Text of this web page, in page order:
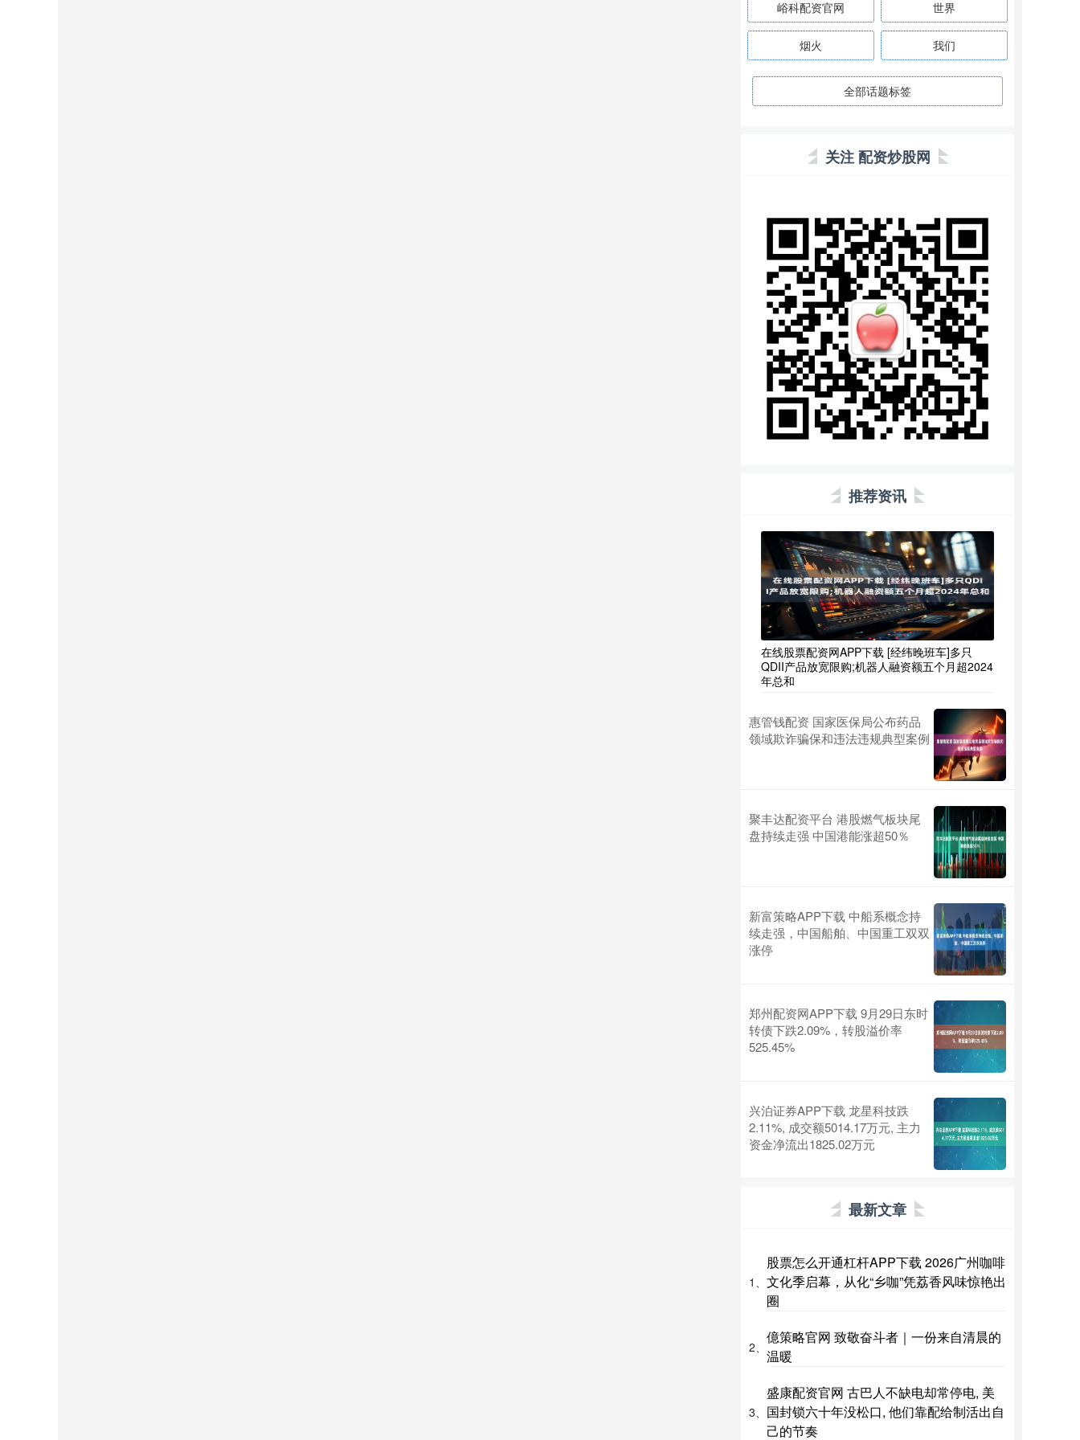
峪科配资官网 世界
烟火 我们
全部话题标签
关注 配资炒股网
推荐资讯
在线股票配资网APP下载 [经纬晚班车]多只
QDII产品放宽限购;机器人融资额五个月超2024
年总和
惠管钱配资 国家医保局公布药品
领域欺诈骗保和违法违规典型案例
聚丰达配资平台 港股燃气板块尾
盘持续走强 中国港能涨超50％
新富策略APP下载 中船系概念持
续走强，中国船舶、中国重工双双
涨停
郑州配资网APP下载 9月29日东时
转债下跌2.09%，转股溢价率
525.45%
兴泊证券APP下载 龙星科技跌
2.11%, 成交额5014.17万元, 主力
资金净流出1825.02万元
最新文章
1、
股票怎么开通杠杆APP下载 2026广州咖啡
文化季启幕，从化“乡咖”凭荔香风味惊艳出
圈
2、
億策略官网 致敬奋斗者｜一份来自清晨的
温暖
3、
盛康配资官网 古巴人不缺电却常停电, 美
国封锁六十年没松口, 他们靠配给制活出自
己的节奏